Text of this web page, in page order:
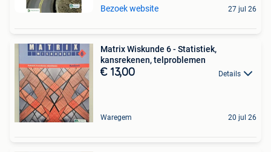
Bezoek website 27 jul 26
Matrix Wiskunde 6 - Statistiek,
kansrekenen, telproblemen
€ 13,00 Details
Waregem 20 jul 26